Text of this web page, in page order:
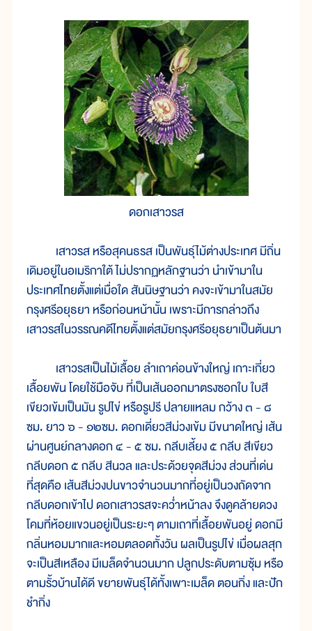
ดอกเสาวรส
เสาวรส หรือสุคนธรส เป็นพันธุ์ไม้ต่างประเทศ มีถิ่น
เดิมอยู่ในอเมริกาใต้ ไม่ปรากฏหลักฐานว่า นำเข้ามาใน
ประเทศไทยตั้งแต่เมื่อใด สันนิษฐานว่า คงจะเข้ามาในสมัย
กรุงศรีอยุธยา หรือก่อนหน้านั้น เพราะมีการกล่าวถึง
เสาวรสในวรรณคดีไทยตั้งแต่สมัยกรุงศรีอยุธยาเป็นต้นมา
เสาวรสเป็นไม้เลื้อย ลำเถาค่อนข้างใหญ่ เกาะเกี่ยว
เลื้อยพัน โดยใช้มือจับ ที่เป็นเส้นออกมาตรงซอกใบ ใบสี
เขียวเข้มเป็นมัน รูปไข่ หรือรูปรี ปลายแหลม กว้าง ๓ - ๘
ซม. ยาว ๖ - ๑๒ซม. ดอกเดี่ยวสีม่วงเข้ม มีขนาดใหญ่ เส้น
ผ่านศูนย์กลางดอก ๔ - ๕ ซม. กลีบเลี้ยง ๕ กลีบ สีเขียว
กลีบดอก ๕ กลีบ สีนวล และประด้วยจุดสีม่วง ส่วนที่เด่น
ที่สุดคือ เส้นสีม่วงปนขาวจำนวนมากที่อยู่เป็นวงถัดจาก
กลีบดอกเข้าไป ดอกเสาวรสจะคว่ำหน้าลง จึงดูคล้ายดวง
โคมที่ห้อยแขวนอยู่เป็นระยะๆ ตามเถาที่เลื้อยพันอยู่ ดอกมี
กลิ่นหอมมากและหอมตลอดทั้งวัน ผลเป็นรูปไข่ เมื่อผลสุก
จะเป็นสีเหลือง มีเมล็ดจำนวนมาก ปลูกประดับตามซุ้ม หรือ
ตามรั้วบ้านได้ดี ขยายพันธุ์ได้ทั้งเพาะเมล็ด ตอนกิ่ง และปัก
ชำกิ่ง